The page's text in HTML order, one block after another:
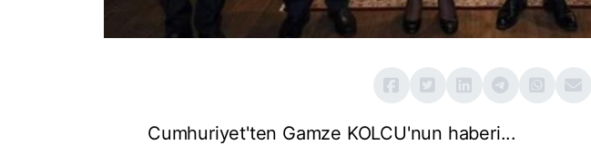
Cumhuriyet'ten Gamze KOLCU'nun haberi...